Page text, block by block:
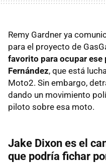
Remy Gardner ya
para el proyecto de
favorito para ocupar ese
Fernández, que está
Moto2. Sin embargo,
dando un movimiento
piloto sobre esa moto.
Jake Dixon es el
que podría fichar